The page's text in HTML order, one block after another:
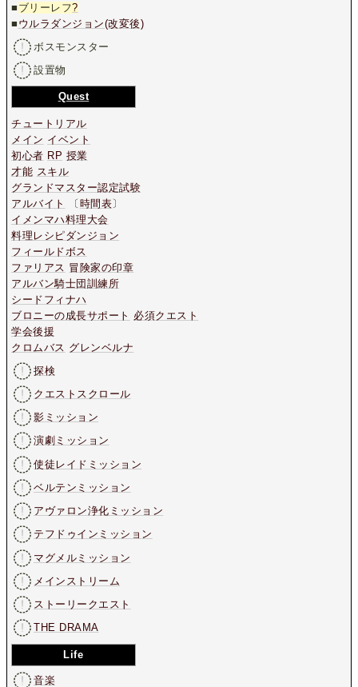
■ ブリーレフ?
■ ウルラダンジョン(改変後)
ボスモンスター
設置物
Quest
チュートリアル
メイン イベント
初心者 RP 授業
才能 スキル
グランドマスター認定試験
アルバイト
〔時間表〕
イメンマハ料理大会
料理レシピダンジョン
フィールドボス
ファリアス 冒険家の印章
アルバン騎士団訓練所
シードフィナハ
ブロニーの成長サポート 必須クエスト
学会後援
クロムバス グレンベルナ
探検
クエストスクロール
影ミッション
演劇ミッション
使徒レイドミッション
ベルテンミッション
アヴァロン浄化ミッション
テフドゥインミッション
マグメルミッション
メインストリーム
ストーリークエスト
THE DRAMA
Life
音楽